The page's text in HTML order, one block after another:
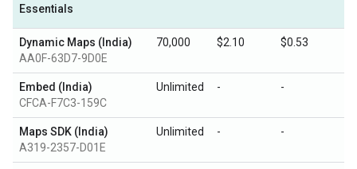
Essentials
Dynamic Maps (India)
AA0F-63D7-9D0E
70,000 $2.10 $0.53
Embed (India)
CFCA-F7C3-159C
Unlimited - -
Maps SDK (India)
A319-2357-D01E
Unlimited - -